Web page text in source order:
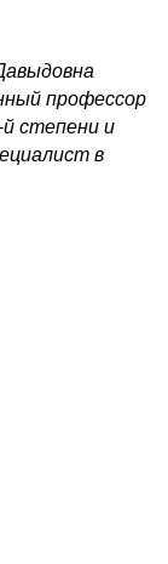
профессор
степени и
в